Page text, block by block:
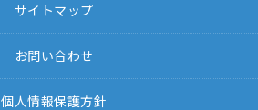
サイトマップ
お問い合わせ
個人情報保護方針